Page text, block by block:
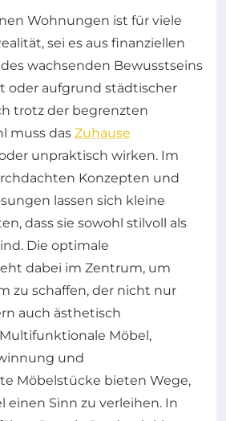
Wohnungen ist für viele
sei es aus finanziellen
wachsenden Bewusstseins
oder aufgrund städtischer
trotz der begrenzten
muss das Zuhause
unpraktisch wirken. Im
Konzepten und
lassen sich kleine
dass sie sowohl stilvoll als
Die optimale
dabei im Zentrum, um
zu schaffen, der nicht nur
auch ästhetisch
Möbel,
und
Möbelstücke bieten Wege,
einen Sinn zu verleihen. In